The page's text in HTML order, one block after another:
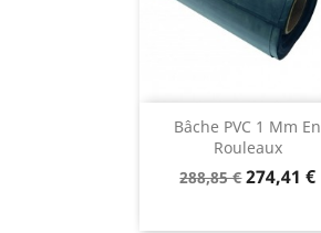
Bâche PVC 1 Mm En
Rouleaux
Prix
288,85 €Prix
274,41 €